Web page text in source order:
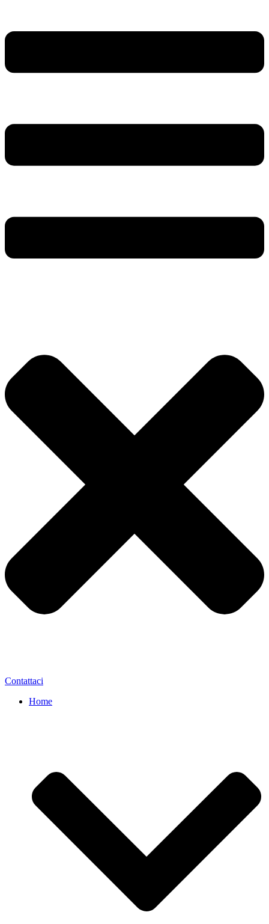
Contattaci
Home